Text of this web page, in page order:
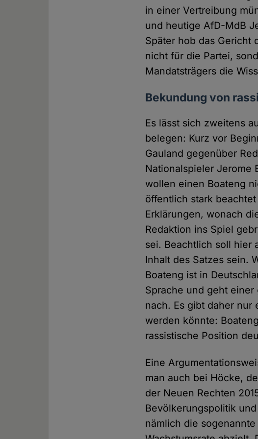
in einer Vertreibung
und heutige AfD-MdB
Später hob das Gericht
nicht für die Partei,
Mandatsträgers die
Bekundung von
Es lässt sich zweitens
belegen: Kurz vor
Gauland gegenüber
Nationalspieler Jerome
wollen einen Boateng
öffentlich stark
Erklärungen, wonach
Redaktion ins Spiel
sei. Beachtlich soll hier
Inhalt des Satzes sein.
Boateng ist in
Sprache und geht
nach. Es gibt daher nur
werden könnte:
rassistische Position
Eine
man auch bei Höcke,
der Neuen Rechten
Bevölkerungspolitik
nämlich die